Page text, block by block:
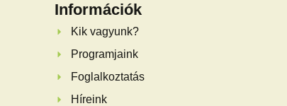
Információk
Kik vagyunk?
Programjaink
Foglalkoztatás
Híreink